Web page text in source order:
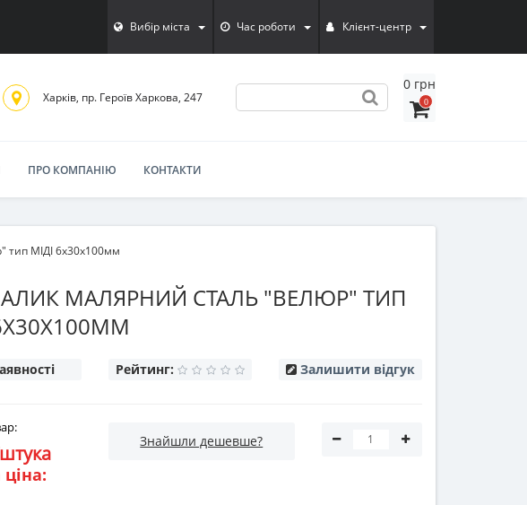
Вибір міста Час роботи Клієнт-центр
Харків, пр. Героїв Харкова, 247
0 грн
0
ПРО КОМПАНІЮ КОНТАКТИ
тип МІДІ 6х30х100мм
МАЛЯРНИЙ СТАЛЬ "ВЕЛЮР" ТИП
Рейтинг: Залишити відгук
Знайшли дешевше?